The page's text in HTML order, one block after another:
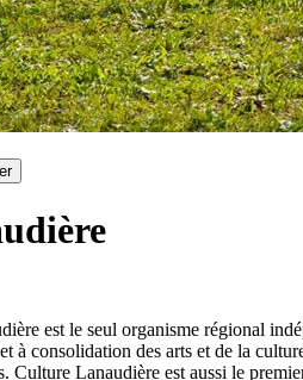
est le seul organisme régional
à consolidation des arts et de la
Culture Lanaudière est aussi le